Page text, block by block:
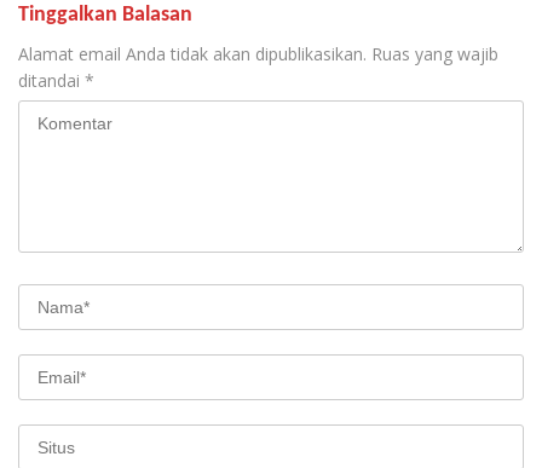
Tinggalkan Balasan
Alamat email Anda tidak akan dipublikasikan. Ruas yang wajib
ditandai *